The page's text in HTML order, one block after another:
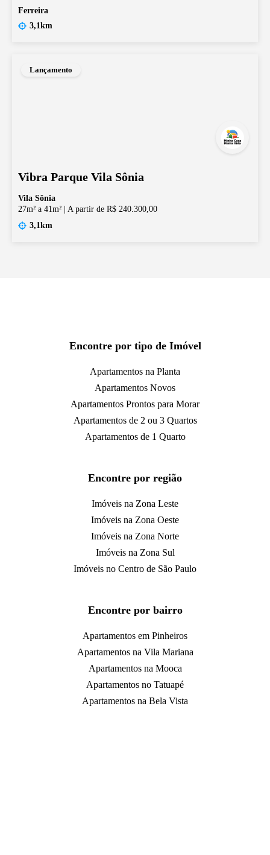
Ferreira
3,1km
Lançamento
Vibra Parque Vila Sônia
Vila Sônia
27m² a 41m²
A partir de R$ 240.300,00
3,1km
Encontre por tipo de Imóvel
Apartamentos na Planta
Apartamentos Novos
Apartamentos Prontos para Morar
Apartamentos de 2 ou 3 Quartos
Apartamentos de 1 Quarto
Encontre por região
Imóveis na Zona Leste
Imóveis na Zona Oeste
Imóveis na Zona Norte
Imóveis na Zona Sul
Imóveis no Centro de São Paulo
Encontre por bairro
Apartamentos em Pinheiros
Apartamentos na Vila Mariana
Apartamentos na Mooca
Apartamentos no Tatuapé
Apartamentos na Bela Vista